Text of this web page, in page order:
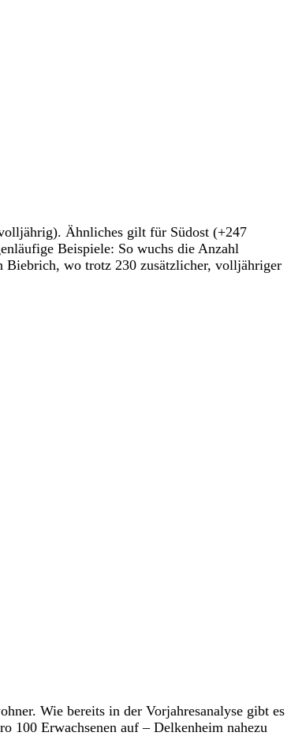
Ähnliches gilt für Südost (+247
Beispiele: So wuchs die Anzahl
Biebrich, wo trotz 230 zusätzlicher, volljähriger
Wie bereits in der Vorjahresanalyse gibt es
100 Erwachsenen auf – Delkenheim nahezu